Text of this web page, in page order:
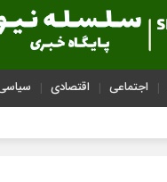
اجتماعی اقتصادی